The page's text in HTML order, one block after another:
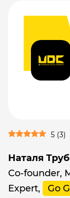
5 (3)
Наталя
Co-founder,
Expert,
Go